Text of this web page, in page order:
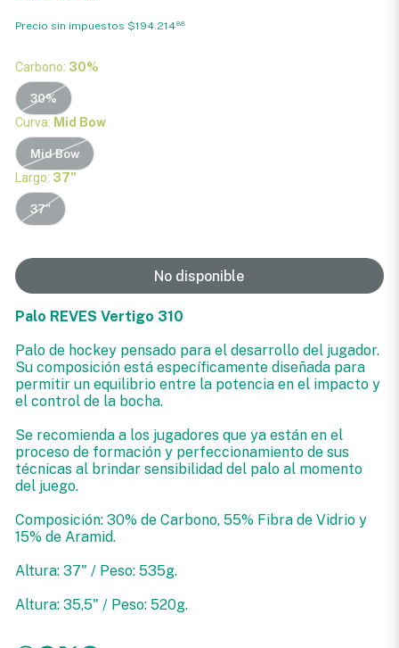
Precio sin impuestos $194.21488
Carbono: 30%
30%
Curva: Mid Bow
Mid Bow
Largo: 37"
37"
No disponible
Palo REVES Vertigo 310
Palo de hockey pensado para el desarrollo del jugador.
Su composición está específicamente diseñada para
permitir un equilibrio entre la potencia en el impacto y
el control de la bocha.
Se recomienda a los jugadores que ya están en el
proceso de formación y perfeccionamiento de sus
técnicas al brindar sensibilidad del palo al momento
del juego.
Composición: 30% de Carbono, 55% Fibra de Vidrio y
15% de Aramid.
Altura: 37" / Peso: 535g.
Altura: 35,5" / Peso: 520g.